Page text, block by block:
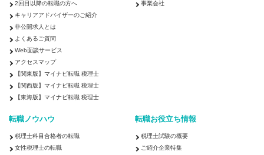
2回目以降の転職の方へ
キャリアアドバイザーのご紹介
非公開求人とは
よくあるご質問
Web面談サービス
アクセスマップ
【関東版】マイナビ転職 税理士
【関西版】マイナビ転職 税理士
【東海版】マイナビ転職 税理士
事業会社
転職ノウハウ
税理士科目合格者の転職
女性税理士の転職
転職お役立ち情報
税理士試験の概要
ご紹介企業特集